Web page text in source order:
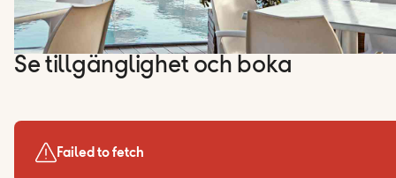
Se tillgänglighet och boka
Failed to fetch